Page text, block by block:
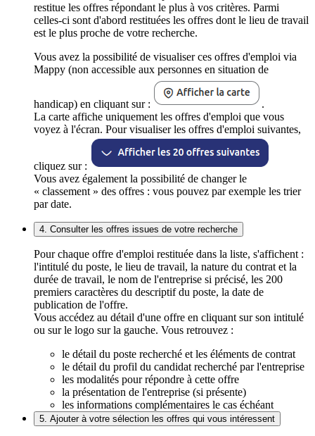
restitue les offres répondant le plus à vos critères. Parmi
celles-ci sont d'abord restituées les offres dont le lieu de travail
est le plus proche de votre recherche.
Vous avez la possibilité de visualiser ces offres d'emploi via
Mappy (non accessible aux personnes en situation de
handicap) en cliquant sur :
.
La carte affiche uniquement les offres d'emploi que vous
voyez à l'écran. Pour visualiser les offres d'emploi suivantes,
cliquez sur :
Vous avez également la possibilité de changer le
« classement » des offres : vous pouvez par exemple les trier
par date.
4. Consulter les offres issues de votre recherche
Pour chaque offre d'emploi restituée dans la liste, s'affichent :
l'intitulé du poste, le lieu de travail, la nature du contrat et la
durée de travail, le nom de l'entreprise si précisé, les 200
premiers caractères du descriptif du poste, la date de
publication de l'offre.
Vous accédez au détail d'une offre en cliquant sur son intitulé
ou sur le logo sur la gauche. Vous retrouvez :
le détail du poste recherché et les éléments de contrat
le détail du profil du candidat recherché par l'entreprise
les modalités pour répondre à cette offre
la présentation de l'entreprise (si présente)
les informations complémentaires le cas échéant
5. Ajouter à votre sélection les offres qui vous intéressent